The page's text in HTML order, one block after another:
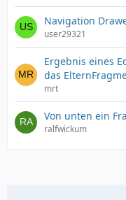
Navigation
user29321
Ergebnis eines
das
mrt
Von unten ein
ralfwickum